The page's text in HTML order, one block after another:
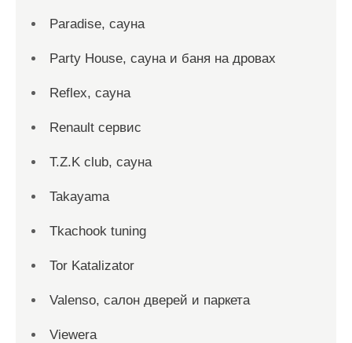
Paradise, сауна
Party House, сауна и баня на дровах
Reflex, сауна
Renault сервис
T.Z.K club, сауна
Takayama
Tkachook tuning
Tor Katalizator
Valenso, салон дверей и паркета
Viewera